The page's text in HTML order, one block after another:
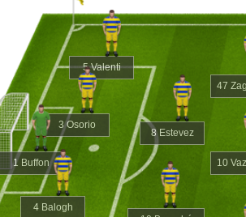
1 Buffon
4 Balogh
3 Osorio
5 Valenti
8 Estevez
10
47